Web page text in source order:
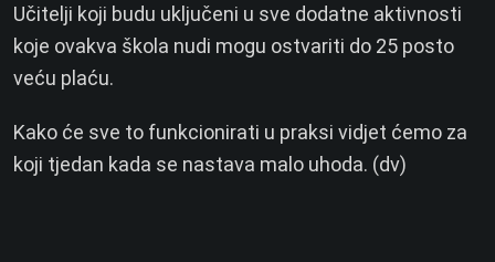
Učitelji koji budu uključeni u sve dodatne aktivnosti
koje ovakva škola nudi mogu ostvariti do 25 posto
veću plaću.
Kako će sve to funkcionirati u praksi vidjet ćemo za
koji tjedan kada se nastava malo uhoda. (dv)